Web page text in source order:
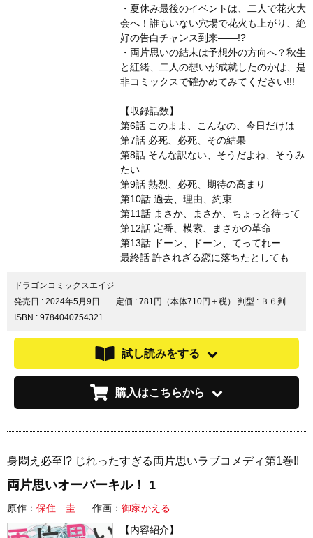
・夏休み最後のイベントは、二人で花火大
会へ！誰もいない穴場で花火も上がり、絶
好の告白チャンス到来――!?
・両片思いの結末は予想外の方向へ？秋生
と紅緒、二人の想いが成就したのかは、是
非コミックスで確かめてみてください!!!
【収録話数】
第6話 このまま、こんなの、今日だけは
第7話 必死、必死、その結果
第8話 そんな訳ない、そうだよね、そうみ
たい
第9話 熱烈、必死、期待の高まり
第10話 過去、理由、約束
第11話 まさか、まさか、ちょっと待って
第12話 定番、模索、まさかの革命
第13話 ドーン、ドーン、てってれー
最終話 許されざる恋に落ちたとしても
ドラゴンコミックスエイジ
発売日 : 2024年5月9日 定価 : 781円（本体710円＋税） 判型 : Ｂ６判
ISBN : 9784040754321
試し読みをする
購入はこちらから
身悶え必至!? じれったすぎる両片思いラブコメディ第1巻!!
両片思いオーバーキル！ 1
原作： 保住 圭 作画： 御家かえる
【内容紹介】